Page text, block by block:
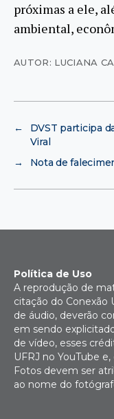
próximas a ele,
ambiental,
AUTOR: LUCIANA
←
DVST participa
Viral
→
Nota de
Política de Uso
A reprodução de
citação do Conexão
de áudio, deverão
em sendo
de vídeo, esses
UFRJ no YouTube
Fotos devem ser
ao nome do